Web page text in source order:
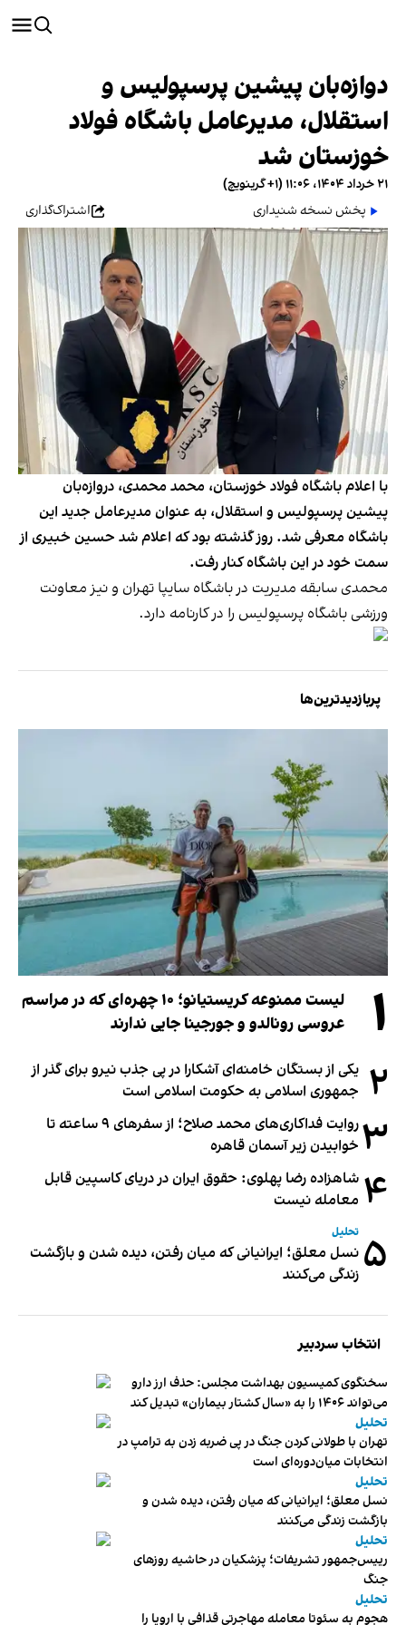
دوازه‌بان پیشین پرسپولیس و
استقلال، مدیرعامل باشگاه فولاد
خوزستان شد
۲۱ خرداد ۱۴۰۴، ۱۱:۰۶ (‎+۱ گرینویچ)
پخش نسخه شنیداری
اشتراک‌گذاری
با اعلام باشگاه فولاد خوزستان، محمد محمدی، دروازه‌بان
پیشین پرسپولیس و استقلال، به عنوان مدیرعامل جدید این
باشگاه معرفی شد. روز گذشته بود که اعلام شد حسین خبیری از
سمت خود در این باشگاه‌ کنار رفت.
محمدی سابقه مدیریت در باشگاه سایپا تهران و نیز معاونت
ورزشی باشگاه پرسپولیس را در کارنامه دارد.
پربازدیدترین‌ها
۱
لیست ممنوعه کریستیانو؛ ۱۰ چهره‌ای که در مراسم
عروسی رونالدو و جورجینا جایی ندارند
۲ یکی از بستگان خامنه‌ای آشکارا در پی جذب نیرو برای گذر از
جمهوری اسلامی به حکومت اسلامی است
۳
روایت فداکاری‌های محمد صلاح؛ از سفرهای ۹ ساعته تا
خوابیدن زیر آسمان قاهره
۴ شاهزاده رضا پهلوی: حقوق ایران در دریای کاسپین قابل
معامله نیست
۵ تحلیل
نسل معلق؛ ایرانیانی که میان رفتن، دیده شدن و بازگشت
زندگی می‌کنند
انتخاب سردبیر
سخنگوی کمیسیون بهداشت مجلس: حذف ارز دارو
می‌تواند ۱۴۰۶ را به «سال کشتار بیماران» تبدیل کند
تحلیل
تهران با طولانی کردن جنگ در پی ضربه زدن به ترامپ در
انتخابات میان‌دوره‌ای است
تحلیل
نسل معلق؛ ایرانیانی که میان رفتن، دیده شدن و
بازگشت زندگی می‌کنند
تحلیل
رییس‌جمهور تشریفات؛ پزشکیان در حاشیه روزهای
جنگ
تحلیل
هجوم به سئوتا معامله مهاجرتی قذافی با اروپا را